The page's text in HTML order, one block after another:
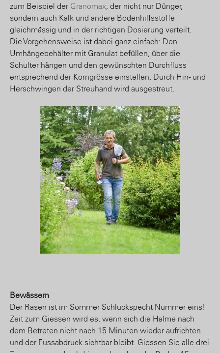
zum Beispiel der Granomax, der nicht nur Dünger,
sondern auch Kalk und andere Bodenhilfsstoffe
gleichmässig und in der richtigen Dosierung verteilt.
Die Vorgehensweise ist dabei ganz einfach: Den
Umhängebehälter mit Granulat befüllen, über die
Schulter hängen und den gewünschten Durchfluss
entsprechend der Korngrösse einstellen. Durch Hin- und
Herschwingen der Streuhand wird ausgestreut.
Bewässern
Der Rasen ist im Sommer Schluckspecht Nummer eins!
Zeit zum Giessen wird es, wenn sich die Halme nach
dem Betreten nicht nach 15 Minuten wieder aufrichten
und der Fussabdruck sichtbar bleibt. Giessen Sie alle drei